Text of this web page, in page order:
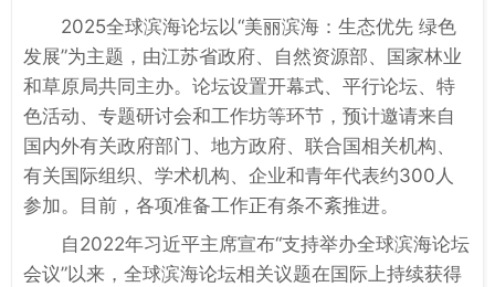
2025全球滨海论坛以“美丽滨海：生态优先 绿色
发展”为主题，由江苏省政府、自然资源部、国家林业
和草原局共同主办。论坛设置开幕式、平行论坛、特
色活动、专题研讨会和工作坊等环节，预计邀请来自
国内外有关政府部门、地方政府、联合国相关机构、
有关国际组织、学术机构、企业和青年代表约300人
参加。目前，各项准备工作正有条不紊推进。
自2022年习近平主席宣布“支持举办全球滨海论坛
会议”以来，全球滨海论坛相关议题在国际上持续获得